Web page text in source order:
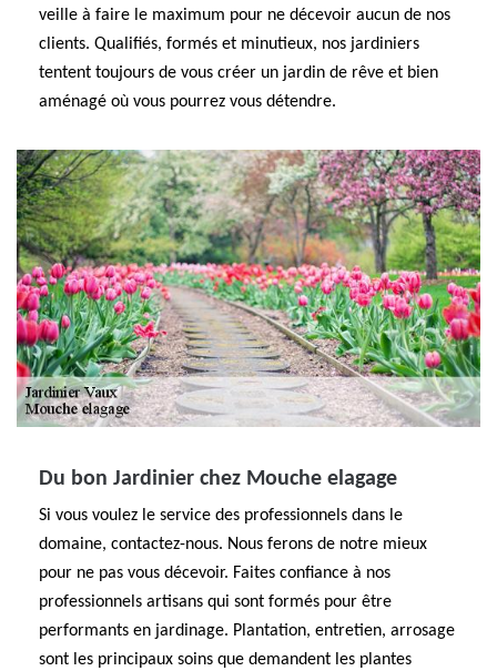
veille à faire le maximum pour ne décevoir aucun de nos
clients. Qualifiés, formés et minutieux, nos jardiniers
tentent toujours de vous créer un jardin de rêve et bien
aménagé où vous pourrez vous détendre.
Du bon Jardinier chez Mouche elagage
Si vous voulez le service des professionnels dans le
domaine, contactez-nous. Nous ferons de notre mieux
pour ne pas vous décevoir. Faites confiance à nos
professionnels artisans qui sont formés pour être
performants en jardinage. Plantation, entretien, arrosage
sont les principaux soins que demandent les plantes